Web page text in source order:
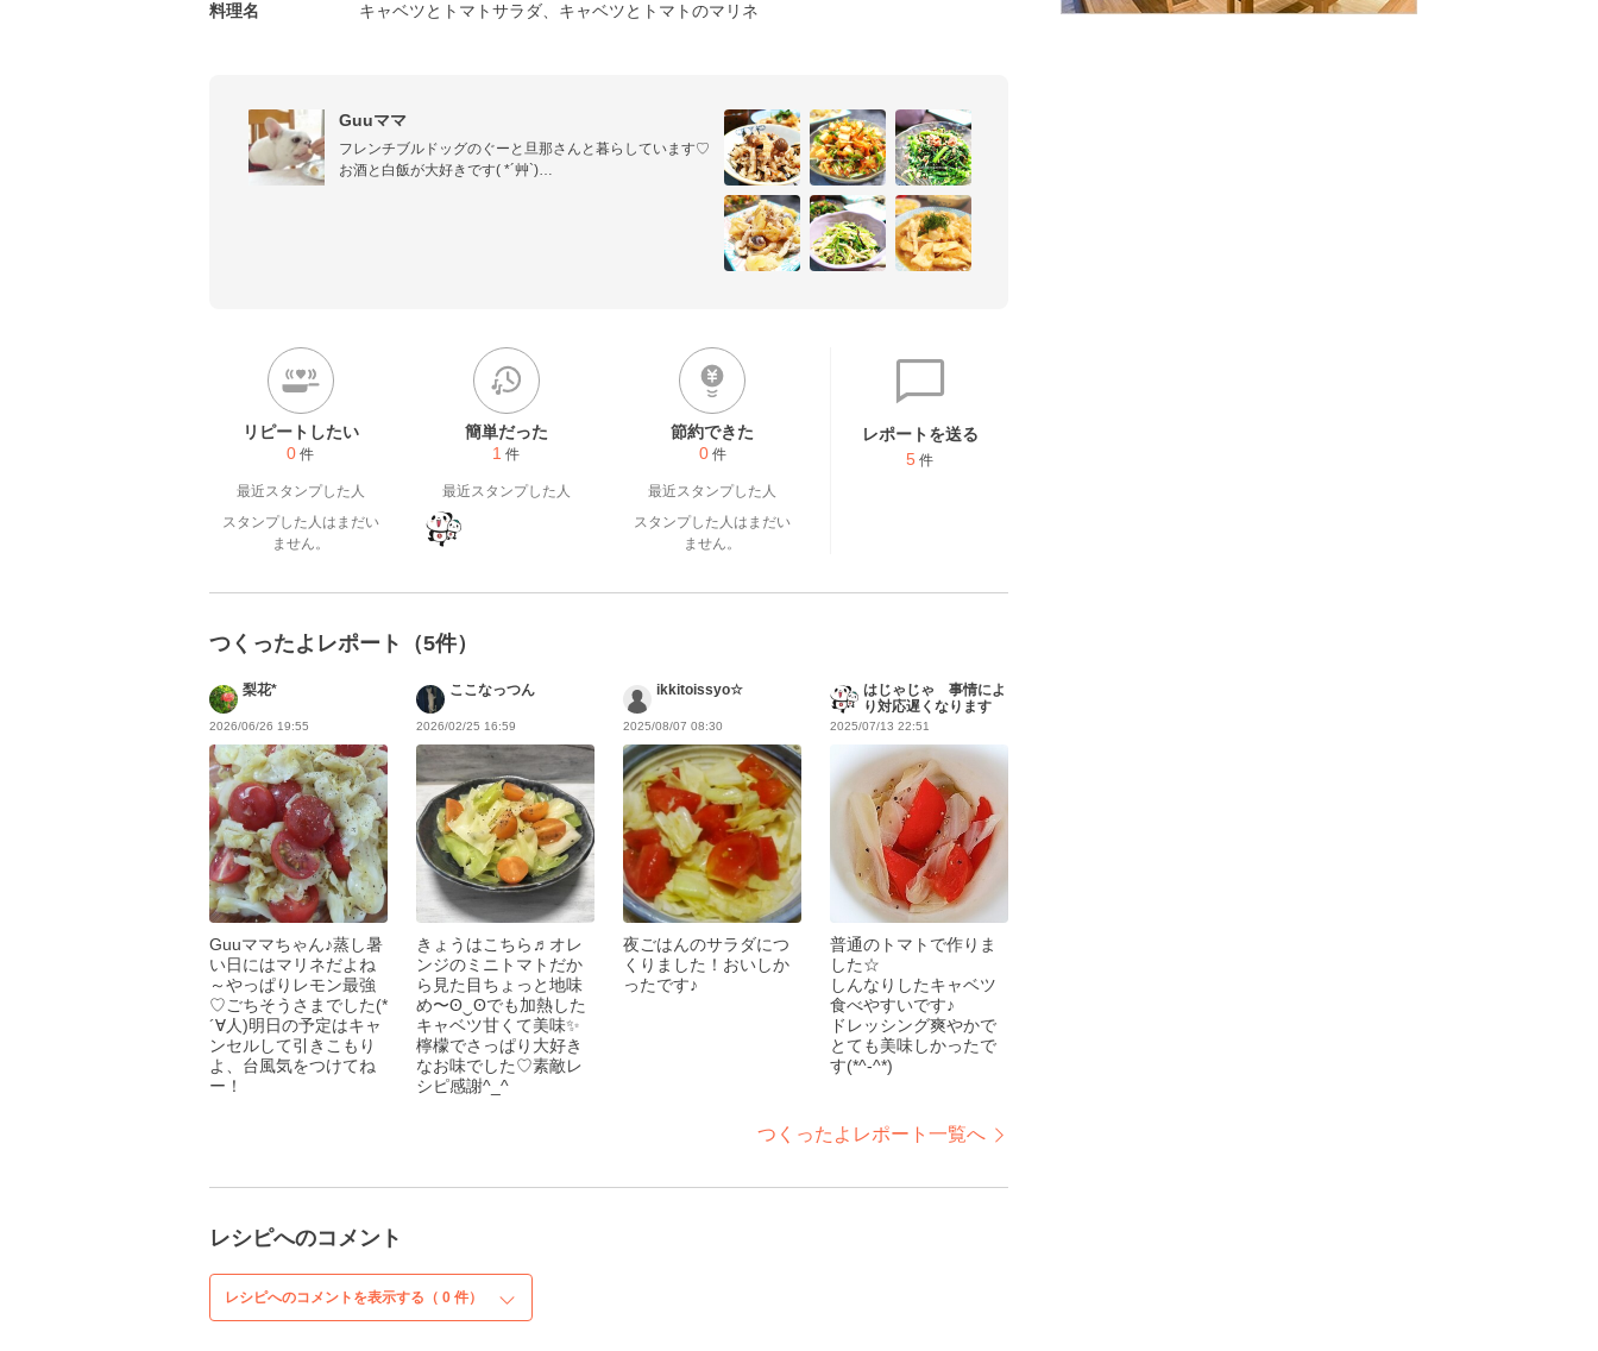
料理名 キャベツとトマトサラダ、キャベツとトマトのマリネ
Guuママ
フレンチブルドッグのぐーと旦那さんと暮らしています♡
お酒と白飯が大好きです( *´艸`)
リピートしたい
0 件
最近スタンプした人
スタンプした人はまだい
ません。
簡単だった
1 件
最近スタンプした人
節約できた
0 件
最近スタンプした人
スタンプした人はまだい
ません。
レポートを送る
5 件
つくったよレポート（5件）
梨花*
2026/06/26 19:55
Guuママちゃん♪蒸し暑
い日にはマリネだよね
～やっぱりレモン最強
♡ごちそうさまでした(*
´∀人)明日の予定はキャ
ンセルして引きこもり
よ、台風気をつけてね
ー！
ここなっつん
2026/02/25 16:59
きょうはこちら♬オレ
ンジのミニトマトだか
ら見た目ちょっと地味
め〜ʘ⁠‿⁠ʘでも加熱した
キャベツ甘くて美味✨
檸檬でさっぱり大好き
なお味でした♡素敵レ
シピ感謝^_^
ikkitoissyo☆
2025/08/07 08:30
夜ごはんのサラダにつ
くりました！おいしか
ったです♪
はじゃじゃ 事情によ
り対応遅くなります
2025/07/13 22:51
普通のトマトで作りま
した☆
しんなりしたキャベツ
食べやすいです♪
ドレッシング爽やかで
とても美味しかったで
す(*^-^*)
つくったよレポート一覧へ
レシピへのコメント
レシピへのコメントを表示する（ 0 件）